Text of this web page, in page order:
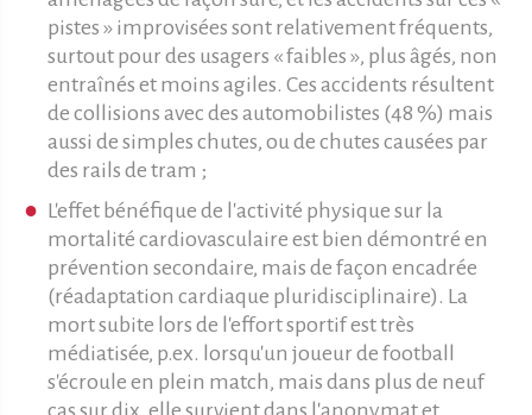
pistes » improvisées sont relativement fréquents,
surtout pour des usagers « faibles », plus âgés, non
entraînés et moins agiles. Ces accidents résultent
de collisions avec des automobilistes (48 %) mais
aussi de simples chutes, ou de chutes causées par
des rails de tram ;
L'effet bénéfique de l'activité physique sur la
mortalité cardiovasculaire est bien démontré en
prévention secondaire, mais de façon encadrée
(réadaptation cardiaque pluridisciplinaire). La
mort subite lors de l'effort sportif est très
médiatisée, p.ex. lorsqu'un joueur de football
s'écroule en plein match, mais dans plus de neuf